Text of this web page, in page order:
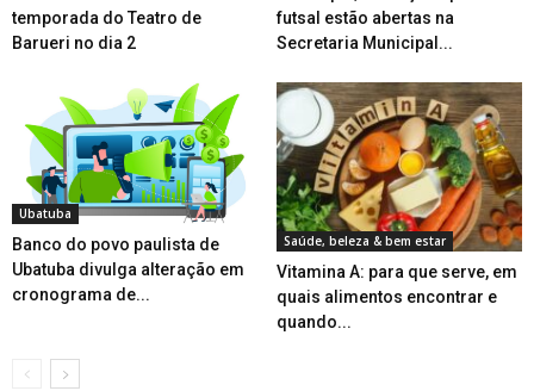
temporada do Teatro de
Barueri no dia 2
futsal estão abertas na
Secretaria Municipal...
Ubatuba
Banco do povo paulista de
Ubatuba divulga alteração em
cronograma de...
Saúde, beleza & bem estar
Vitamina A: para que serve, em
quais alimentos encontrar e
quando...